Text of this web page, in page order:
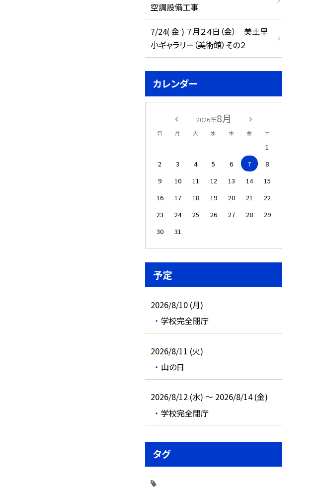
空調設備工事
7/24( 金 ) ７月２４日（金） 美土里
小ギャラリー（美術館）その２
カレンダー
2026年8月
日 月 火 水 木 金 土
1
2
3 4 5 6 7
8
9
10 11 12 13 14
15
16
17 18 19 20 21
22
23
24 25 26 27 28
29
30
31
予定
2026/8/10 (月)
学校完全閉庁
2026/8/11 (火)
山の日
2026/8/12 (水) ～ 2026/8/14 (金)
学校完全閉庁
タグ